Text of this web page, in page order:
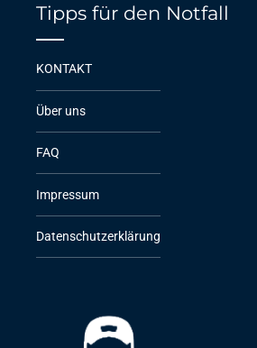
Tipps für den Notfall
KONTAKT
Über uns
FAQ
Impressum
Datenschutzerklärung